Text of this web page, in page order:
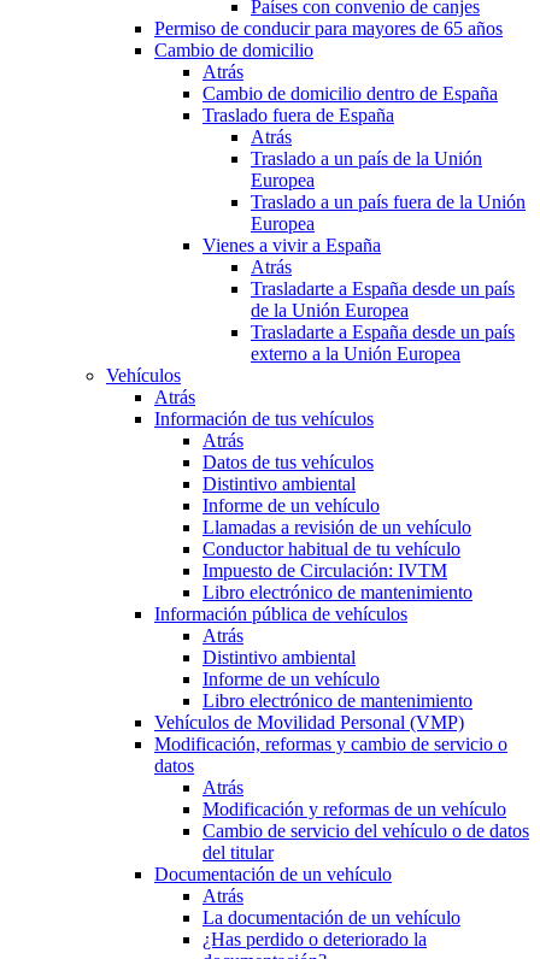
Países con convenio de canjes
Permiso de conducir para mayores de 65 años
Cambio de domicilio
Atrás
Cambio de domicilio dentro de España
Traslado fuera de España
Atrás
Traslado a un país de la Unión
Europea
Traslado a un país fuera de la Unión
Europea
Vienes a vivir a España
Atrás
Trasladarte a España desde un país
de la Unión Europea
Trasladarte a España desde un país
externo a la Unión Europea
Vehículos
Atrás
Información de tus vehículos
Atrás
Datos de tus vehículos
Distintivo ambiental
Informe de un vehículo
Llamadas a revisión de un vehículo
Conductor habitual de tu vehículo
Impuesto de Circulación: IVTM
Libro electrónico de mantenimiento
Información pública de vehículos
Atrás
Distintivo ambiental
Informe de un vehículo
Libro electrónico de mantenimiento
Vehículos de Movilidad Personal (VMP)
Modificación, reformas y cambio de servicio o
datos
Atrás
Modificación y reformas de un vehículo
Cambio de servicio del vehículo o de datos
del titular
Documentación de un vehículo
Atrás
La documentación de un vehículo
¿Has perdido o deteriorado la